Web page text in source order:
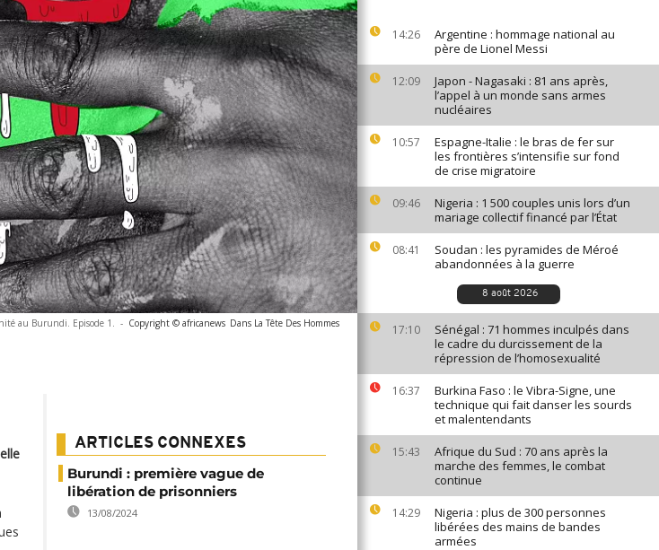
14:26
Argentine : hommage national au
père de Lionel Messi
12:09
Japon - Nagasaki : 81 ans après,
l’appel à un monde sans armes
nucléaires
10:57
Espagne-Italie : le bras de fer sur
les frontières s’intensifie sur fond
de crise migratoire
09:46
Nigeria : 1 500 couples unis lors d’un
mariage collectif financé par l’État
08:41
Soudan : les pyramides de Méroé
abandonnées à la guerre
8 août 2026
17:10
Sénégal : 71 hommes inculpés dans
le cadre du durcissement de la
répression de l’homosexualité
16:37
Burkina Faso : le Vibra-Signe, une
technique qui fait danser les sourds
et malentendants
15:43
Afrique du Sud : 70 ans après la
marche des femmes, le combat
continue
14:29
Nigeria : plus de 300 personnes
libérées des mains de bandes
armées
au Burundi. Episode 1. - Copyright © africanews Dans La Tête Des Hommes
ARTICLES CONNEXES
Burundi : première vague de
libération de prisonniers
13/08/2024